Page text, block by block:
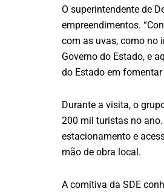
O superintendente de
empreendimentos.
com as uvas, como no
Governo do Estado, e
do Estado em
Durante a visita, o
200 mil turistas no
estacionamento e
mão de obra local.
A comitiva da SDE